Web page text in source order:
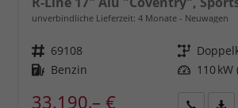
unverbindliche Lieferzeit: 4 Monate Neuwagen
Fahrzeugnr. 69108 Getriebe
Kraftstoff Benzin Leistung 110 kW
33.190,– €